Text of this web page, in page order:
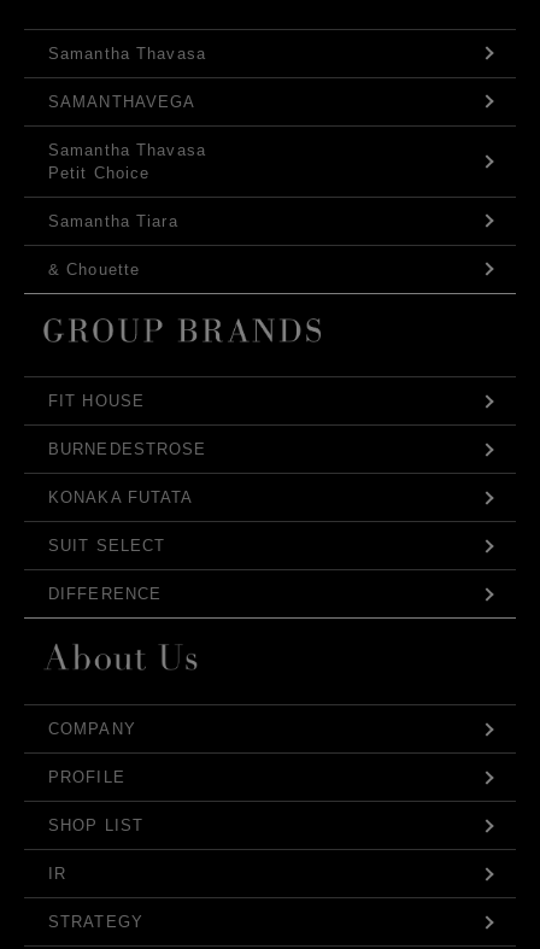
Samantha Thavasa
SAMANTHAVEGA
Samantha Thavasa
Petit Choice
Samantha Tiara
& Chouette
FIT HOUSE
BURNEDESTROSE
KONAKA FUTATA
SUIT SELECT
DIFFERENCE
COMPANY
PROFILE
SHOP LIST
IR
STRATEGY